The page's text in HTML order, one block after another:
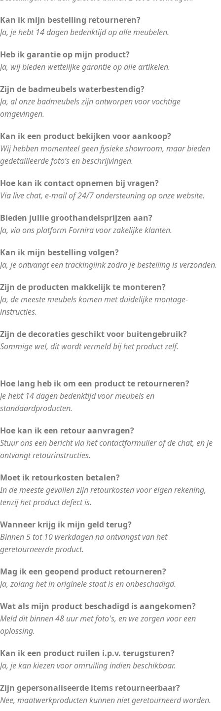
Kan ik mijn bestelling retourneren?
Ja, je hebt 14 dagen bedenktijd op alle meubelen.
Heb ik garantie op mijn product?
Ja, wij bieden wettelijke garantie op alle artikelen.
Zijn de badmeubels waterbestendig?
Ja, al onze badmeubels zijn ontworpen voor vochtige
omgevingen.
Kan ik een product bekijken voor aankoop?
Wij hebben momenteel geen fysieke showroom, maar bieden
gedetailleerde foto’s en beschrijvingen.
Hoe kan ik contact opnemen bij vragen?
Via live chat, e-mail of 24/7 ondersteuning op onze website.
Bieden jullie groothandelsprijzen aan?
Ja, via ons platform Fornira voor zakelijke klanten.
Kan ik mijn bestelling volgen?
Ja, je ontvangt een trackinglink zodra je bestelling is verzonden.
Zijn de producten makkelijk te monteren?
Ja, de meeste meubels komen met duidelijke montage-
instructies.
Zijn de decoraties geschikt voor buitengebruik?
Sommige wel, dit wordt vermeld bij het product zelf.
Hoe lang heb ik om een product te retourneren?
Je hebt 14 dagen bedenktijd voor meubels en
standaardproducten.
Hoe kan ik een retour aanvragen?
Stuur ons een bericht via het contactformulier of de chat, en je
ontvangt retourinstructies.
Moet ik retourkosten betalen?
In de meeste gevallen zijn retourkosten voor eigen rekening,
tenzij het product defect is.
Wanneer krijg ik mijn geld terug?
Binnen 5 tot 10 werkdagen na ontvangst van het
geretourneerde product.
Mag ik een geopend product retourneren?
Ja, zolang het in originele staat is en onbeschadigd.
Wat als mijn product beschadigd is aangekomen?
Meld dit binnen 48 uur met foto's, en we zorgen voor een
oplossing.
Kan ik een product ruilen i.p.v. terugsturen?
Ja, je kan kiezen voor omruiling indien beschikbaar.
Zijn gepersonaliseerde items retourneerbaar?
Nee, maatwerkproducten kunnen niet geretourneerd worden.